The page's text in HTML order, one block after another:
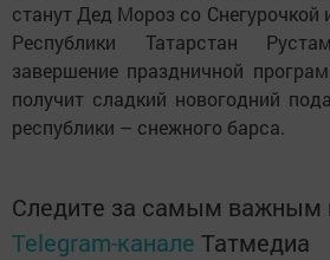
станут Дед Мороз со Снегурочкой
Республики Татарстан
завершение праздничной
получит сладкий новогодний
республики – снежного барса.
Следите за самым важным
Telegram-канале Татмедиа